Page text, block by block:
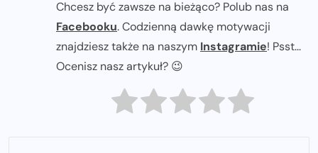
Chcesz być zawsze na bieżąco? Polub nas na
Facebooku. Codzienną dawkę motywacji
znajdziesz także na naszym Instagramie! Psst...
Ocenisz nasz artykuł? 😉